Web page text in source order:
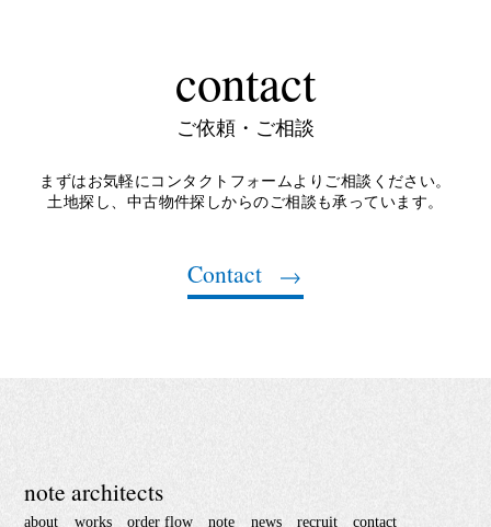
contact
ご依頼・ご相談
まずはお気軽にコンタクトフォームよりご相談ください。
土地探し、中古物件探しからのご相談も承っています。
Contact
note architects
about works order flow note news recruit contact